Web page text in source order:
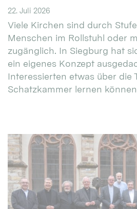
22. Juli 2026
Viele Kirchen sind durch
Menschen im Rollstuhl oder
zugänglich. In Siegburg hat
ein eigenes Konzept
Interessierten etwas über die
Schatzkammer lernen